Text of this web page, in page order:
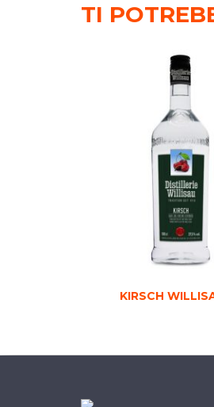
TI
KIRSCH